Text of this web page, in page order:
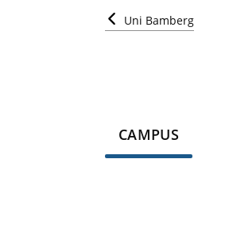
Uni Bamberg
CAMPUS